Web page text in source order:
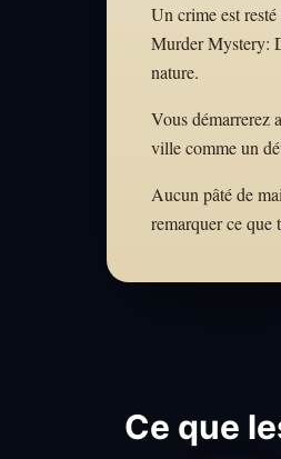
Un crime est
Murder Mystery:
nature.
Vous démarrerez
ville comme un
Aucun pâté de
remarquer ce que
Ce que